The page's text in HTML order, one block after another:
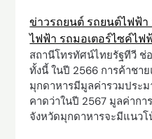
ข่าวรถยนต์ รถยนต์ไฟฟ้า
ไฟฟ้า รถมอเตอร์ไซค์ไฟ
สถานีโทรทัศน์ไทยรัฐทีวี ช่
ทั้งนี้ ในปี 2566 การค้าชา
มุกดาหารมีมูลค่ารวมประ
คาดว่าในปี 2567 มูลค่าก
จังหวัดมุกดาหารจะมีแนว